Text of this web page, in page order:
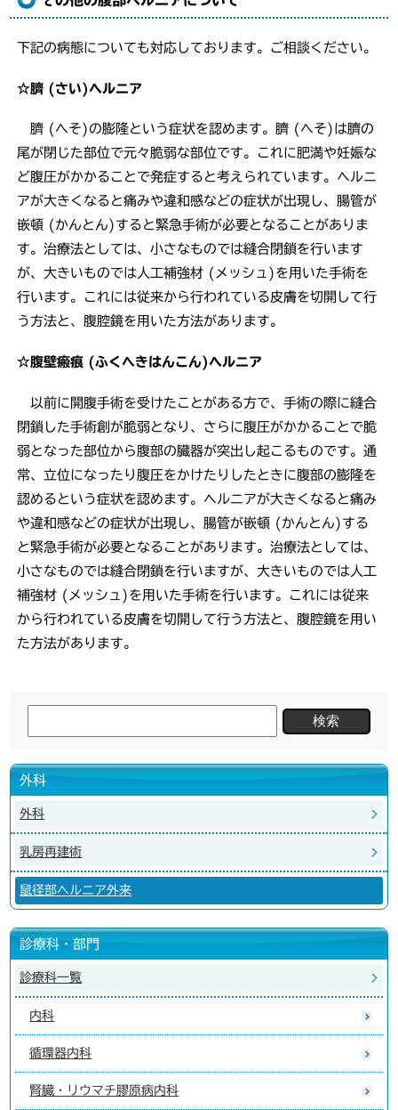
下記の病態についても対応しております。ご相談ください。
☆臍 (さい)ヘルニア
臍 (へそ)の膨隆という症状を認めます。臍 (へそ)は臍の
尾が閉じた部位で元々脆弱な部位です。これに肥満や妊娠な
ど腹圧がかかることで発症すると考えられています。ヘルニ
アが大きくなると痛みや違和感などの症状が出現し、腸管が
嵌頓 (かんとん)すると緊急手術が必要となることがありま
す。治療法としては、小さなものでは縫合閉鎖を行います
が、大きいものでは人工補強材 (メッシュ)を用いた手術を
行います。これには従来から行われている皮膚を切開して行
う方法と、腹腔鏡を用いた方法があります。
☆腹壁瘢痕 (ふくへきはんこん)ヘルニア
以前に開腹手術を受けたことがある方で、手術の際に縫合
閉鎖した手術創が脆弱となり、さらに腹圧がかかることで脆
弱となった部位から腹部の臓器が突出し起こるものです。通
常、立位になったり腹圧をかけたりしたときに腹部の膨隆を
認めるという症状を認めます。ヘルニアが大きくなると痛み
や違和感などの症状が出現し、腸管が嵌頓 (かんとん)する
と緊急手術が必要となることがあります。治療法としては、
小さなものでは縫合閉鎖を行いますが、大きいものでは人工
補強材 (メッシュ)を用いた手術を行います。これには従来
から行われている皮膚を切開して行う方法と、腹腔鏡を用い
た方法があります。
索:
外科
外科
乳房再建術
鼠径部ヘルニア外来
診療科・部門
診療科一覧
内科
循環器内科
腎臓・リウマチ膠原病内科